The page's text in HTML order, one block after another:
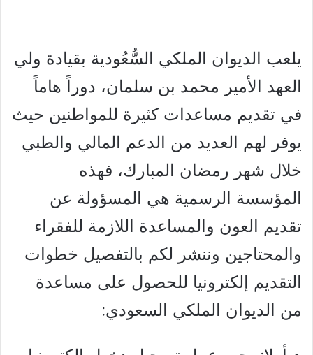
يلعب الديوان الملكي السُّعُودية بقيادة ولي
العهد الأمير محمد بن سلمان، دوراً هاماً
في تقديم مساعدات كثيرة للمواطنين حيث
يوفر لهم العديد من الدعم المالي والطبي
خلال شهر رمضان المبارك، فهذه
المؤسسة الرسمية هي المسؤولة عن
تقديم العون والمساعدة اللازمة للفقراء
والمحتاجين وننشر لكم بالتفصيل خطوات
التقديم إلكترونيا للحصول على مساعدة
من الديوان الملكي السعودي: